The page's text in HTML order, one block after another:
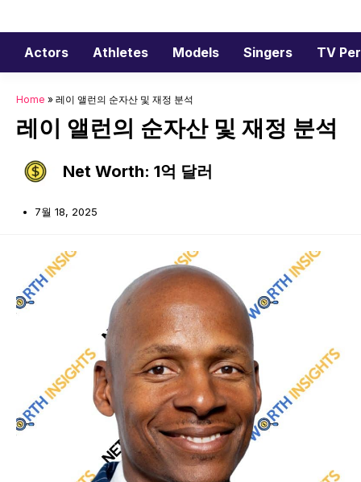
to
contentActors Athletes Models Singers TV
Home » 레이 앨런의 순자산 및 재정 분석
레이 앨런의 순자산 및 재정 분석
Net Worth: 1억 달러
7월 18, 2025